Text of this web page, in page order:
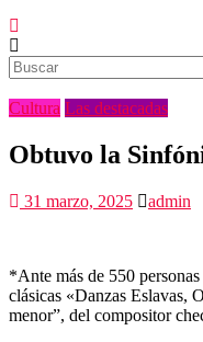
Cultura Las destacadas
Obtuvo la
31 marzo, 2025 admin
*Ante más de 550 personas
clásicas «Danzas Eslavas,
menor”, del compositor